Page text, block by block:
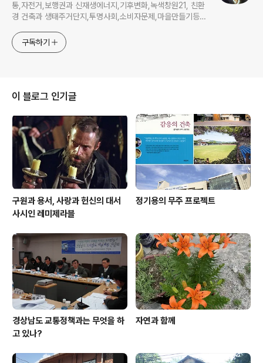
통,자전거,보행권과 신재생에너지,기후변화,녹색창원21, 친환
경 건축과 생태주거단지,투명사회,소비자문제,마을만들기등...
구독하기
이 블로그 인기글
구원과 용서, 사랑과 헌신의 대서
사시인 레미제라블
정기용의 무주 프로젝트
경상남도 교통정책과는 무엇을 하
고 있나?
자연과 함께